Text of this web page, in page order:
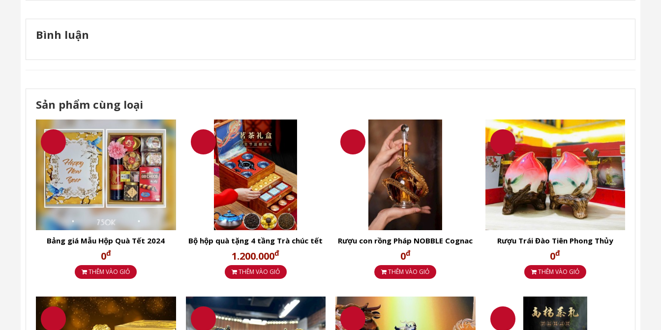
Ngoài ra mẫu trà cao cấp 3 tầng này mua tặng đối tác hoặc biếu cho các bậc cao tuổi cũng rất ý nghĩa.
Bộ trà 3 tầng không những có thiết kế đẹp, bộ ấm tách cao cấp mà còn trà Thiết Quan Âm, trà Ngọc Quế và trà Đại Hồng Bào.
Bình luận
Sản phẩm cùng loại
Bảng giá Mẫu Hộp Quà Tết 2024
0đ
THÊM VÀO GIỎ
Bộ hộp quà tặng 4 tầng Trà chúc tết
2024.
1.200.000đ
THÊM VÀO GIỎ
Rượu con rồng Pháp NOBBLE Cognac
Hors d’Age-Rượu tết 2024
0đ
THÊM VÀO GIỎ
Rượu Trái Đào Tiên Phong Thủy
0đ
THÊM VÀO GIỎ